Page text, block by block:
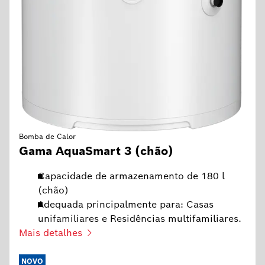
Bomba de Calor
Gama AquaSmart 3 (chão)
Capacidade de armazenamento de 180 l
(chão)
Adequada principalmente para: Casas
unifamiliares e Residências multifamiliares.
Mais detalhes
NOVO